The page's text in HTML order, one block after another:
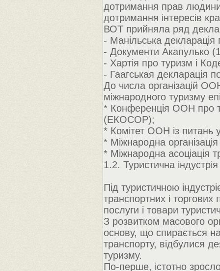
дотримання прав людини
дотримання інтересів
ВОТ прийняла ряд
- Манільська декларація
- Документи Акапулько
- Хартія про туризм і
- Гаагськая декларація
До числа організацій
міжнародного туризму
* Конференція ООН про
(ЕКОСОР);
* Комітет ООН із
* Міжнародна
* Міжнародна асоціація
1.2. Туристична індустрія
Під туристичною
транспортних і торгових
послуги і товари
З розвитком масового
основу, що спирається на
транспорту, відбулися
туризму.
По-перше, істотно